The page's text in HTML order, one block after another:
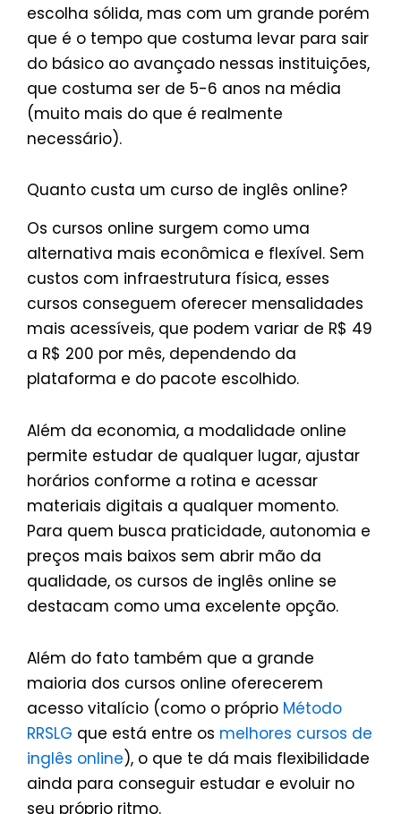
escolha sólida, mas com um grande porém
que é o tempo que costuma levar para sair
do básico ao avançado nessas instituições,
que costuma ser de 5-6 anos na média
(muito mais do que é realmente
necessário).
Quanto custa um curso de inglês online?
Os cursos online surgem como uma
alternativa mais econômica e flexível. Sem
custos com infraestrutura física, esses
cursos conseguem oferecer mensalidades
mais acessíveis, que podem variar de R$ 49
a R$ 200 por mês, dependendo da
plataforma e do pacote escolhido.
Além da economia, a modalidade online
permite estudar de qualquer lugar, ajustar
horários conforme a rotina e acessar
materiais digitais a qualquer momento.
Para quem busca praticidade, autonomia e
preços mais baixos sem abrir mão da
qualidade, os cursos de inglês online se
destacam como uma excelente opção.
Além do fato também que a grande
maioria dos cursos online oferecerem
acesso vitalício (como o próprio Método
RRSLG que está entre os melhores cursos de
inglês online), o que te dá mais flexibilidade
ainda para conseguir estudar e evoluir no
seu próprio ritmo.